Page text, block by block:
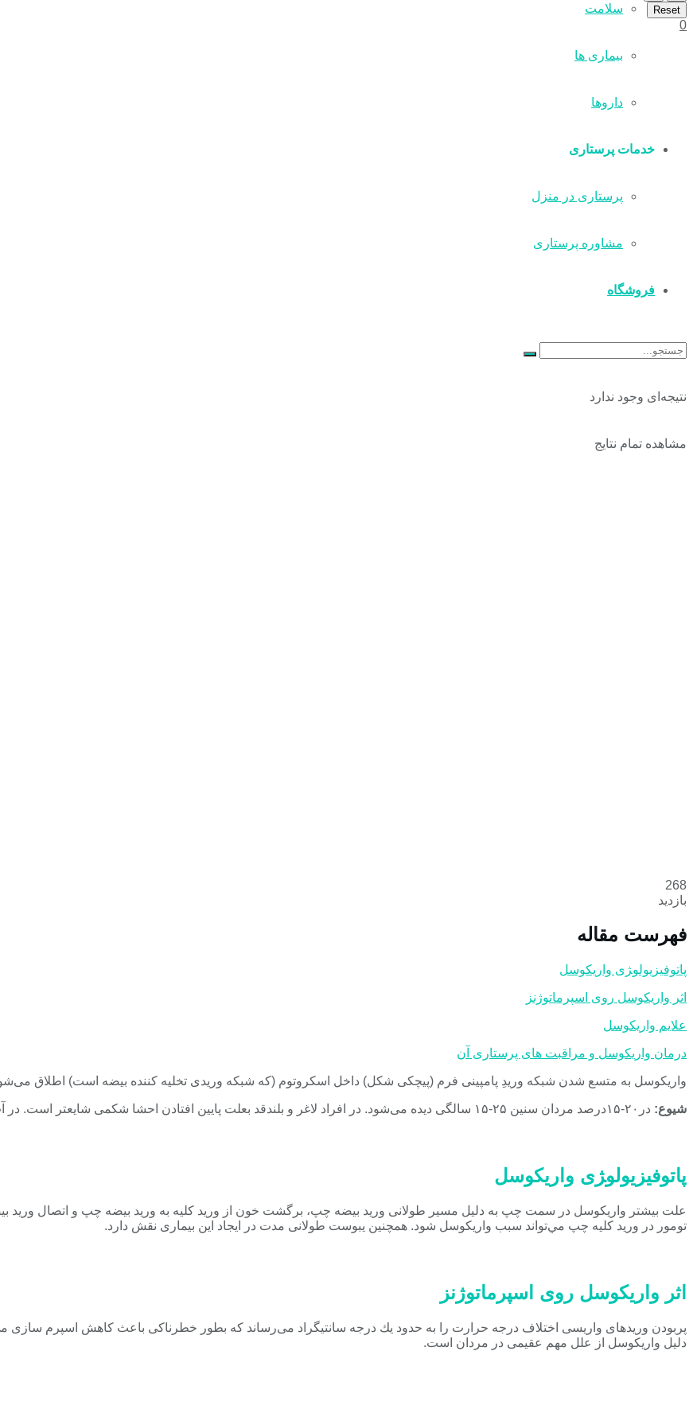
سلامت
بیماری ها
داروها
خدمات پرستاری
پرستاری در منزل
مشاوره پرستاری
فروشگاه
نتیجه‌ای وجود ندارد
مشاهده تمام نتایج
Reset
0
268
بازدید
فهرست مقاله
پاتوفيزيولو‍‍‍ژی واریکوسل
اثر واريكوسل روی اسپرماتوژنز
علایم واریکوسل
درمان واریکوسل و مراقبت های پرستاری آن
واريكوسل به متسع شدن شبكه وريدِ پامپينی فرم (پيچكی شكل) داخل اسكروتوم (كه شبكه وريدی تخليه كننده بيضه است) اطلاق می‌شود. اين اختلال در۹۰% موارد در
شيوع: در۲۰-۱۵درصد مردان سنين ۲۵-۱۵ سالگی ديده می‌شود. در افراد لاغر و بلندقد بعلت پايين افتادن احشا شكمی شايعتر است. در آب و هوای گرم نيز شايعتر است.
پاتوفيزيولو‍‍‍ژی واریکوسل
علت بيشتر واريكوسل در سمت چپ به دليل مسير طولانی وريد بيضه چپ، برگشت خون از وريد كليه به وريد بيضه چپ و اتصال وريد
تومور در وريد كليه چپ مي‌تواند سبب واريكوسل شود. همچنين يبوست طولانی مدت در ايجاد اين بيماری نقش دارد.
اثر واريكوسل روی اسپرماتوژنز
پربودن وريدهای واريسی اختلاف درجه حرارت را به حدود يك درجه سانتيگراد می‌رساند كه بطور خطرناكی باعث كاهش اسپرم
دليل واريكوسل از علل مهم عقيمی در مردان است.